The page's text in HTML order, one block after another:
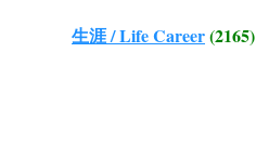
生涯 / Life Career(2165)